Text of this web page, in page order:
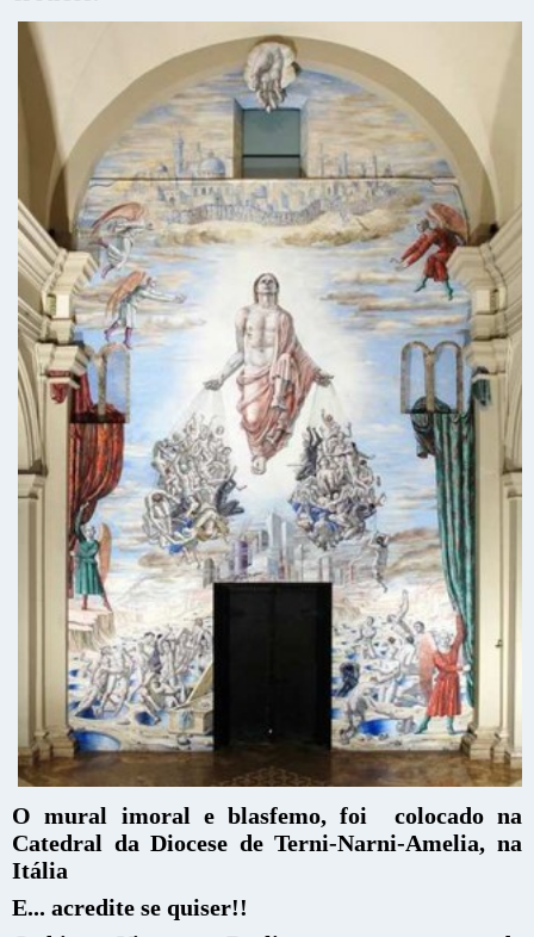
O mural imoral e blasfemo, foi colocado na
Catedral da Diocese de Terni-Narni-Amelia, na
Itália
E... acredite se quiser!!